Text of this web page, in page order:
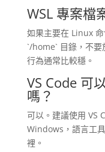
WSL 專案檔
如果主要在 Linux
`/home` 目錄，不
行為通常比較穩。
VS Code 可
嗎？
可以。建議使用 VS
Windows，語言工
裡。